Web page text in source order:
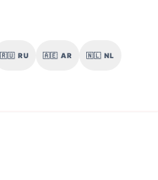
🇷🇺 RU 🇦🇪 AR 🇳🇱 NL